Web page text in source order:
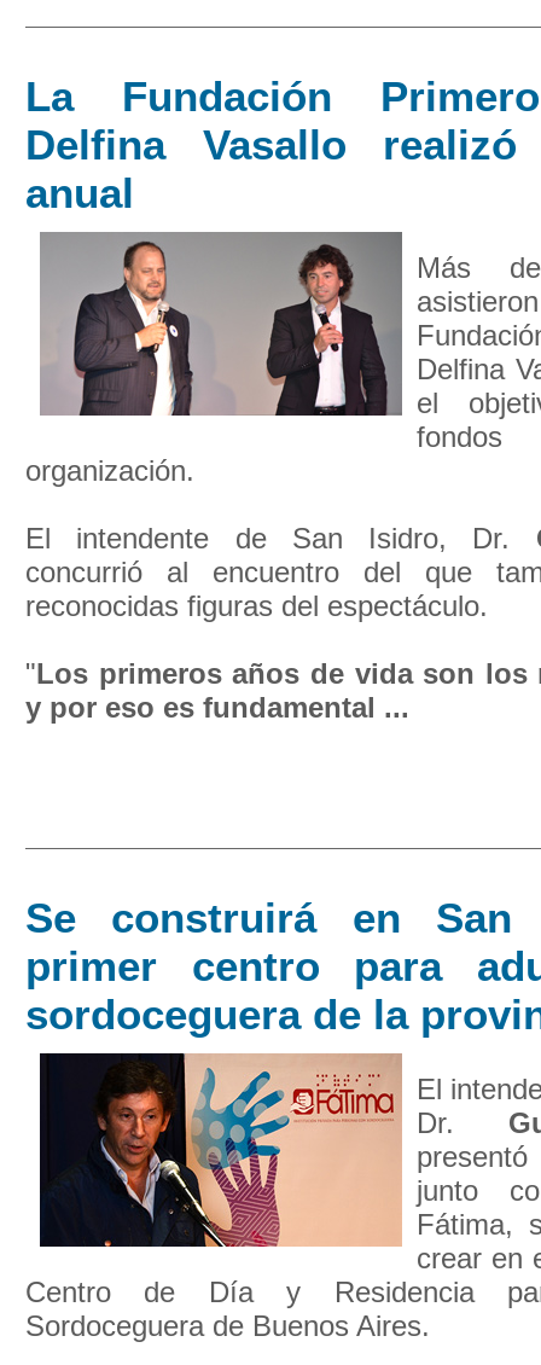
La Fundación
Delfina Vasallo
anual
Más
Delfina
el
organización.
El intendente de San Isidro, Dr.
concurrió al encuentro del que
reconocidas figuras del espectáculo.
"Los primeros años de vida son los
y por eso es fundamental ...
Se construirá en
primer centro para
sordoceguera de la
El
Dr.
junto
Fátima,
crear en
Centro de Día y Residencia
Sordoceguera de Buenos Aires.